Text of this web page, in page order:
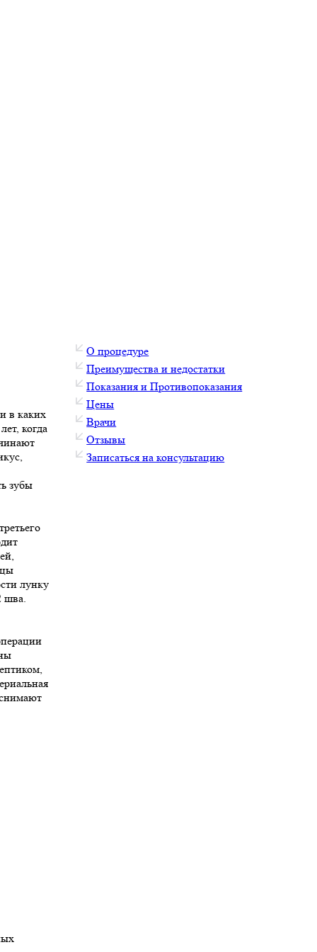
в каких
когда
зубы
лунку
шва.
О процедуре
Преимущества и недостатки
Показания и Противопоказания
Цены
Врачи
Отзывы
Записаться на консультацию